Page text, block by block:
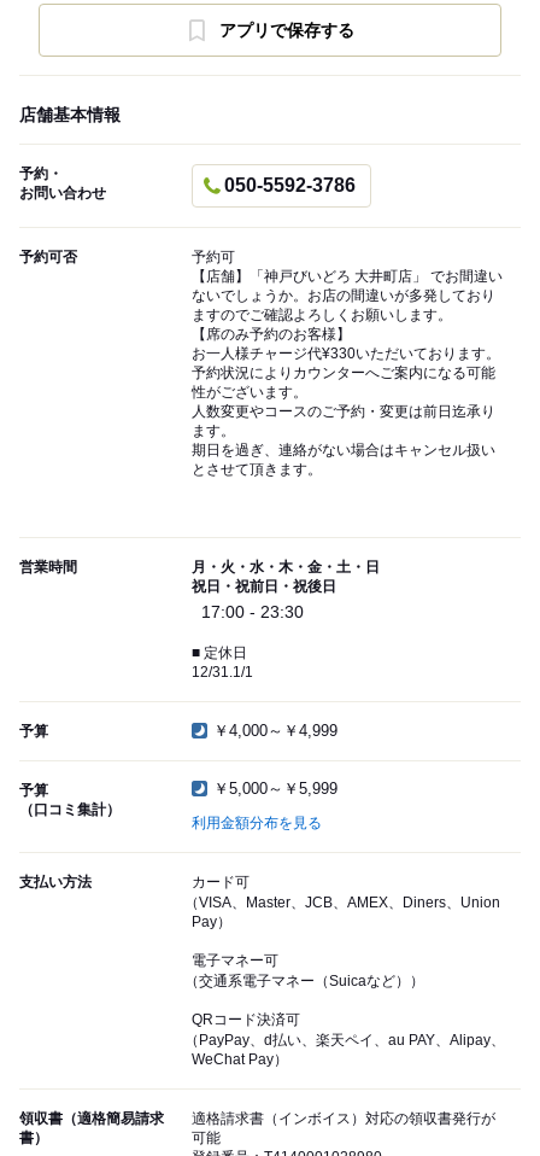
アプリで保存する
店舗基本情報
予約・
お問い合わせ
050-5592-3786
予約可否
予約可
【店舗】「神戸びいどろ 大井町店」 でお間違い
ないでしょうか。お店の間違いが多発しており
ますのでご確認よろしくお願いします。
【席のみ予約のお客様】
お一人様チャージ代¥330いただいております。
予約状況によりカウンターへご案内になる可能
性がございます。
人数変更やコースのご予約・変更は前日迄承り
ます。
期日を過ぎ、連絡がない場合はキャンセル扱い
とさせて頂きます。
営業時間
月・火・水・木・金・土・日
祝日・祝前日・祝後日
17:00 - 23:30
■ 定休日
12/31.1/1
予算 ￥4,000～￥4,999
予算
（口コミ集計）
￥5,000～￥5,999
利用金額分布を見る
支払い方法
カード可
（VISA、Master、JCB、AMEX、Diners、Union
Pay）
電子マネー可
（交通系電子マネー（Suicaなど））
QRコード決済可
（PayPay、d払い、楽天ペイ、au PAY、Alipay、
WeChat Pay）
領収書（適格簡易請求
書）
適格請求書（インボイス）対応の領収書発行が
可能